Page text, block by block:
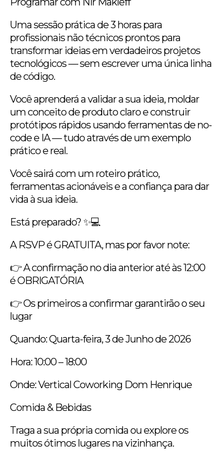
Uma sessão prática de 3 horas para
profissionais não técnicos prontos para
transformar ideias em verdadeiros projetos
tecnológicos — sem escrever uma única linha
de código.
Você aprenderá a validar a sua ideia, moldar
um conceito de produto claro e construir
protótipos rápidos usando ferramentas de no-
code e IA — tudo através de um exemplo
prático e real.
Você sairá com um roteiro prático,
ferramentas acionáveis e a confiança para dar
vida à sua ideia.
Está preparado? ✨💻
A RSVP é GRATUITA, mas por favor note:
👉 A confirmação no dia anterior até às 12:00
é OBRIGATÓRIA
👉 Os primeiros a confirmar garantirão o seu
lugar
Quando: Quarta-feira, 3 de Junho de 2026
Hora: 10:00 – 18:00
Onde: Vertical Coworking Dom Henrique
Comida & Bebidas
Traga a sua própria comida ou explore os
muitos ótimos lugares na vizinhança.